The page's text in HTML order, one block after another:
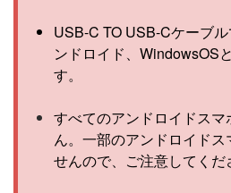
USB-C TO USB-Cケーブ
ンドロイド、WindowsOS
す。
すべてのアンドロイドス
ん。一部のアンドロイドス
せんので、ご注意してくだ